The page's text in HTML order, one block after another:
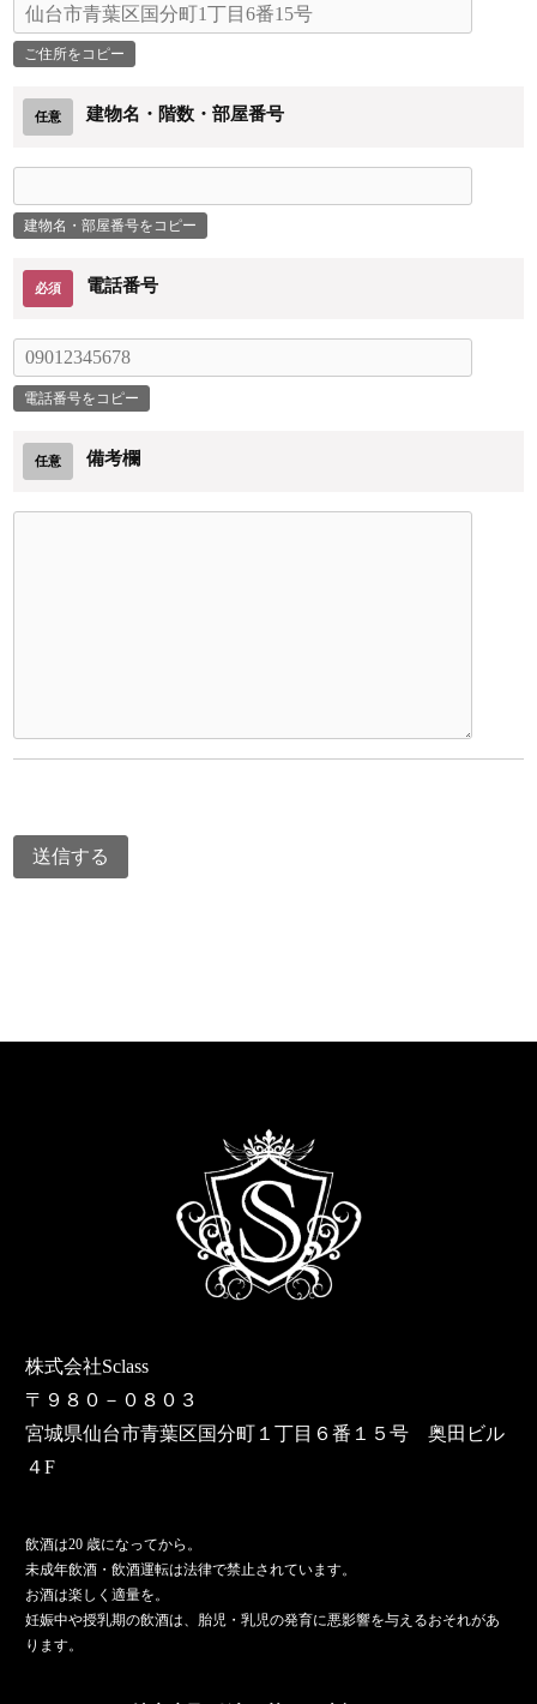
任意 建物名・階数・部屋番号
必須 電話番号
任意 備考欄
株式会社Sclass
〒９８０－０８０３
宮城県仙台市青葉区国分町１丁目６番１５号 奥田ビル
４F
飲酒は20 歳になってから。
未成年飲酒・飲酒運転は法律で禁止されています。
お酒は楽しく適量を。
妊娠中や授乳期の飲酒は、胎児・乳児の発育に悪影響を与えるおそれがあ
ります。